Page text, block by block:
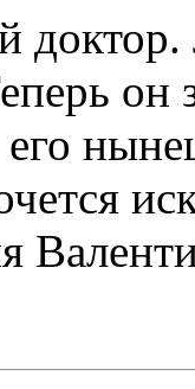
доктор.
он
его